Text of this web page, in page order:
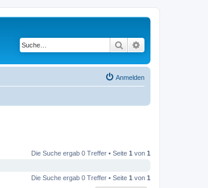
Suche
Anmelden
Die Suche ergab 0 Treffer • Seite 1 von 1
Die Suche ergab 0 Treffer • Seite 1 von 1